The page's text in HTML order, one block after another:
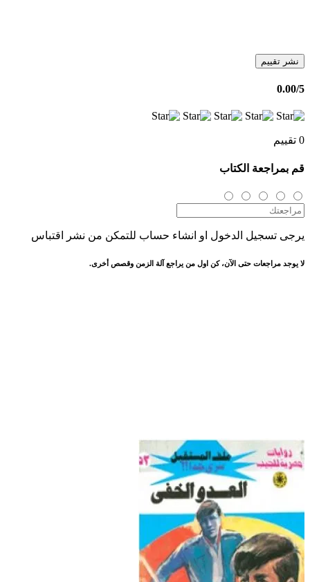
نشر تقييم
0.00/5
0 تقييم
قم بمراجعة الكتاب
يرجى تسجيل الدخول او انشاء حساب للتمكن من نشر اقتباس
لا يوجد مراجعات حتى الآن، كن اول من يراجع آلة الزمن وقصص أخرى.